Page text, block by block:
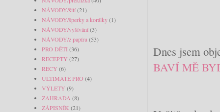
Dnes jsem
BAVÍ MĚ
NÁVODY/šití(21)
NÁVODY/šperky a korálky(1)
NÁVODY/vyšívání(3)
NÁVODY/z papíru (53)
PRO DĚTI(36)
RECEPTY (27)
RECY (6)
ULTIMATE PRO (4)
VÝLETY (9)
ZAHRADA (8)
ZÁPISNÍK (21)